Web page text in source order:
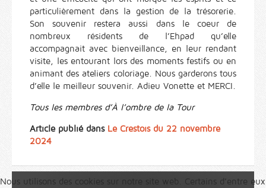
particulièrement dans la gestion de la trésorerie.
Son souvenir restera aussi dans le coeur de
nombreux résidents de l’Ehpad qu’elle
accompagnait avec bienveillance, en leur rendant
visite, les entourant lors des moments festifs ou en
animant des ateliers coloriage. Nous garderons tous
d’elle le meilleur souvenir. Adieu Vonette et MERCI.
Tous les membres d’À l’ombre de la Tour
Article publié dans Le Crestois du 22 novembre
2024
Nous utilisons des cookies sur notre site web. Certains d’entre eux